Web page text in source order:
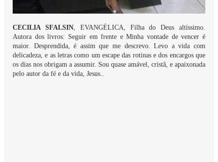
CECILIA SFALSIN, EVANGÉLICA, Filha do Deus altíssimo.
Autora dos livros: Seguir em frente e Minha vontade de vencer é
maior. Desprendida, é assim que me descrevo. Levo a vida com
delicadeza, e as letras como um escape das rotinas e dos encargos que
os dias nos obrigam a assumir. Sou quase amável, cristã, e apaixonada
pelo autor da fé e da vida, Jesus..